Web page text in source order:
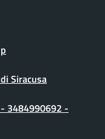
Siracusa
3484990692 -